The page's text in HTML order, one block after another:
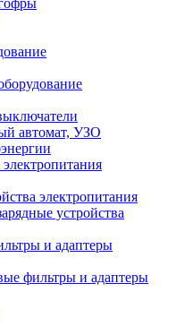
автомат, УЗО
электропитания
устройства
и адаптеры
фильтры и адаптеры